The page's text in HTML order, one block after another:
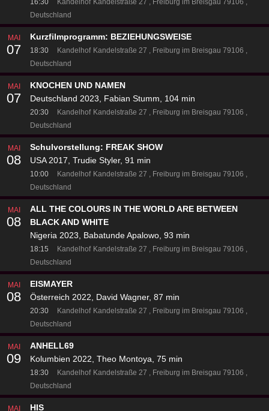
16:30 Kandelhof Kandelstraße 27
Freiburg im Breisgau 79106
Deutschland
MAI
07
Kurzfilmprogramm: BEZIEHUNGSWEISE
18:30 Kandelhof Kandelstraße 27
Freiburg im Breisgau 79106
Deutschland
MAI
07
KNOCHEN UND NAMEN
Deutschland 2023, Fabian Stumm, 104 min
20:30 Kandelhof Kandelstraße 27
Freiburg im Breisgau 79106
Deutschland
MAI
08
Schulvorstellung: FREAK SHOW
USA 2017, Trudie Styler, 91 min
10:00 Kandelhof Kandelstraße 27
Freiburg im Breisgau 79106
Deutschland
MAI
08
ALL THE COLOURS IN THE WORLD ARE BETWEEN
BLACK AND WHITE
Nigeria 2023, Babatunde Apalowo, 93 min
18:15 Kandelhof Kandelstraße 27
Freiburg im Breisgau 79106
Deutschland
MAI
08
EISMAYER
Österreich 2022, David Wagner, 87 min
20:30 Kandelhof Kandelstraße 27
Freiburg im Breisgau 79106
Deutschland
MAI
09
ANHELL69
Kolumbien 2022, Theo Montoya, 75 min
18:30 Kandelhof Kandelstraße 27
Freiburg im Breisgau 79106
Deutschland
MAI HIS